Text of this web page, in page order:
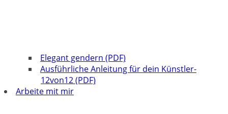
Elegant gendern (PDF)
Ausführliche Anleitung für dein Künstler-
12von12 (PDF)
Arbeite mit mir